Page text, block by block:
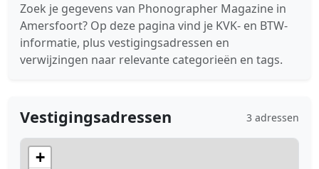
Zoek je gegevens van Phonographer Magazine in
Amersfoort? Op deze pagina vind je KVK- en BTW-
informatie, plus vestigingsadressen en
verwijzingen naar relevante categorieën en tags.
Vestigingsadressen 3 adressen
+